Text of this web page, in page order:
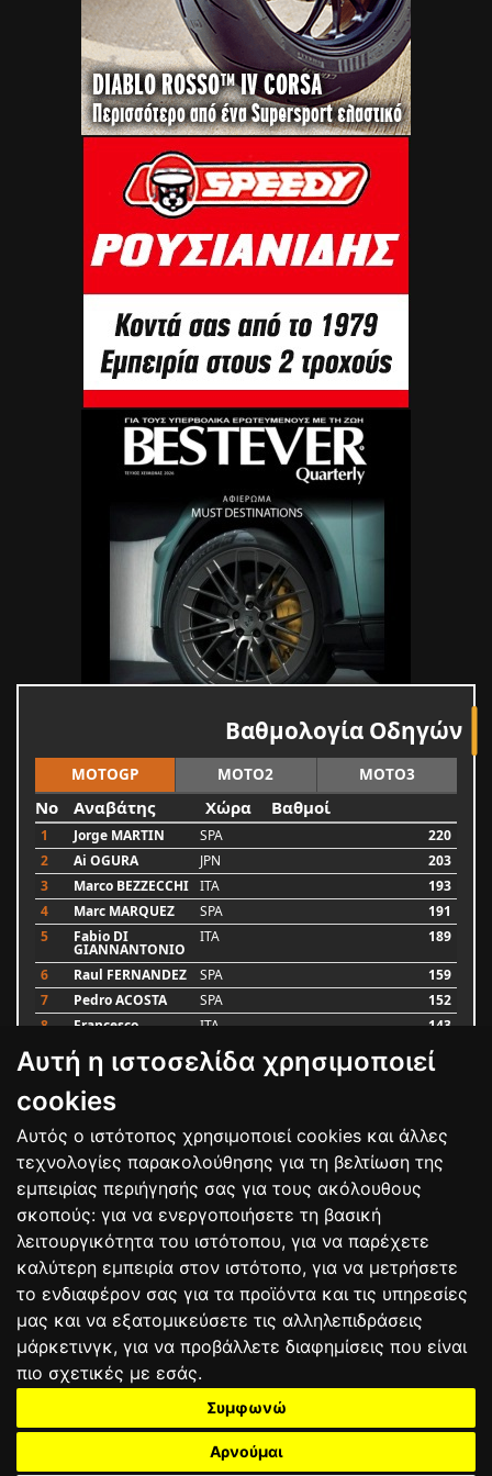
Αυτή η ιστοσελίδα χρησιμοποιεί
cookies
Αυτός ο ιστότοπος χρησιμοποιεί cookies και άλλες
τεχνολογίες παρακολούθησης για τη βελτίωση της
εμπειρίας περιήγησής σας για τους ακόλουθους
σκοπούς: για να ενεργοποιήσετε τη βασική
λειτουργικότητα του ιστότοπου, για να παρέχετε
καλύτερη εμπειρία στον ιστότοπο, για να μετρήσετε
το ενδιαφέρον σας για τα προϊόντα και τις υπηρεσίες
μας και να εξατομικεύσετε τις αλληλεπιδράσεις
μάρκετινγκ, για να προβάλλετε διαφημίσεις που είναι
πιο σχετικές με εσάς.
Συμφωνώ
Αρνούμαι
Βαθμολογία Οδηγών
MOTOGP MOTO2 MOTO3
No Αναβάτης Χώρα Βαθμοί
1 Jorge MARTIN SPA
220
2
Ai OGURA JPN
203
3
Marco BEZZECCHI ITA
193
4
Marc MARQUEZ SPA
191
5
Fabio DI
GIANNANTONIO
ITA 189
6 Raul FERNANDEZ SPA
159
7
Pedro ACOSTA SPA
152
8
Francesco ITA 143
9 Alex MARQUEZ SPA
Luca MARINI
Bαθμολογία
ΟΡΟΙ ΧΡΗΣΗΣΠΟΛΙΤΙΚΗ ΠΡΟΣΤΑΣΙΑΣ
ΑΓΩΝΕΣΑΠΟΤΕΛΕΣΜΑΤΑΑΓΟΡΑ